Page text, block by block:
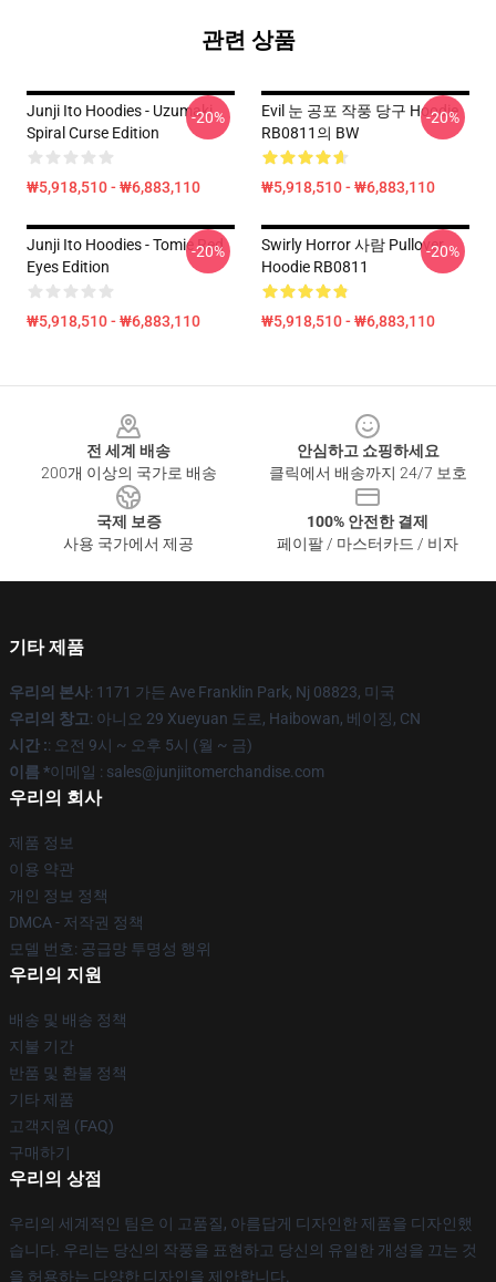
관련 상품
Junji Ito Hoodies - Uzumaki
Spiral Curse Edition
₩5,918,510 - ₩6,883,110
-20%
Evil 눈 공포 작풍 당구 Hoodie
RB0811의 BW
₩5,918,510 - ₩6,883,110
-20%
Junji Ito Hoodies - Tomie Red
Eyes Edition
₩5,918,510 - ₩6,883,110
-20%
Swirly Horror 사람 Pullover
Hoodie RB0811
₩5,918,510 - ₩6,883,110
-20%
전 세계 배송
200개 이상의 국가로 배송
안심하고 쇼핑하세요
클릭에서 배송까지 24/7 보호
국제 보증
사용 국가에서 제공
100% 안전한 결제
페이팔 / 마스터카드 / 비자
기타 제품
우리의 본사: 1171 가든 Ave Franklin Park, Nj 08823, 미국
우리의 창고: 아니오 29 Xueyuan 도로, Haibowan, 베이징, CN
시간 :: 오전 9시 ~ 오후 5시 (월 ~ 금)
이름 *이메일 : sales@junjiitomerchandise.com
우리의 회사
제품 정보
이용 약관
개인 정보 정책
DMCA - 저작권 정책
모델 번호: 공급망 투명성 행위
우리의 지원
배송 및 배송 정책
지불 기간
반품 및 환불 정책
기타 제품
고객지원 (FAQ)
구매하기
우리의 상점
우리의 세계적인 팀은 이 고품질, 아름답게 디자인한 제품을 디자인했
습니다. 우리는 당신의 작풍을 표현하고 당신의 유일한 개성을 끄는 것
을 허용하는 다양한 디자인을 제안합니다.